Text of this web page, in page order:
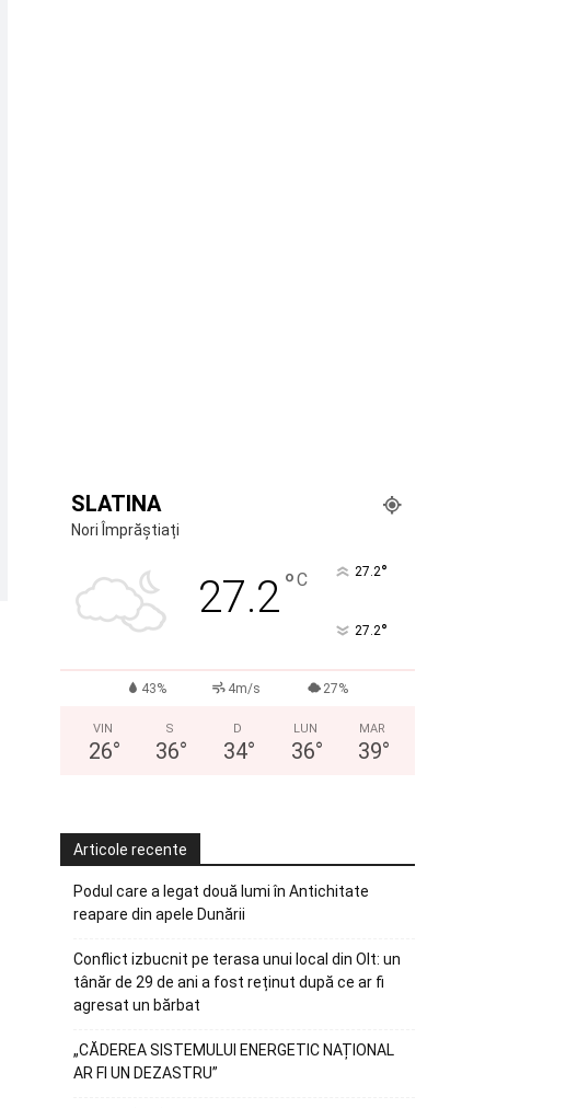
SLATINA
Nori Împrăștiați
27.2°C 27.2°
27.2°
43% 4m/s 27%
VIN
26°
S
36°
D
34°
LUN
36°
MAR
39°
Articole recente
Podul care a legat două lumi în Antichitate
reapare din apele Dunării
Conflict izbucnit pe terasa unui local din Olt: un
tânăr de 29 de ani a fost reținut după ce ar fi
agresat un bărbat
„CĂDEREA SISTEMULUI ENERGETIC NAȚIONAL
AR FI UN DEZASTRU”